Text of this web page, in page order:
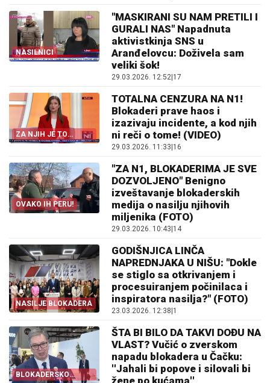
NASILNICI
"MASKIRANI SU NAM PRETILI I
GURALI NAS" Napadnuta
aktivistkinja SNS u
Aranđelovcu: Doživela sam
veliki šok!
29.03.2026. 12:52|17
ZA NJIH JE TO
NORMALNO
TOTALNA CENZURA NA N1!
Blokaderi prave haos i
izazivaju incidente, a kod njih
ni reči o tome! (VIDEO)
29.03.2026. 11:33|16
OVAKO IH PERU!
"ZA N1, BLOKADERIMA JE SVE
DOZVOLJENO" Benigno
izveštavanje blokaderskih
medija o nasilju njihovih
miljenika (FOTO)
29.03.2026. 10:43|14
NASILJE BLOKADERA
GODIŠNJICA LINČA
NAPREDNJAKA U NIŠU: "Dokle
se stiglo sa otkrivanjem i
procesuiranjem počinilaca i
inspiratora nasilja?" (FOTO)
23.03.2026. 12:38|1
BLOKADERSKO
ŠTA BI BILO DA TAKVI DOĐU NA
VLAST? Vučić o zverskom
napadu blokadera u Čačku:
''Jahali bi popove i silovali bi
žene po kućama''